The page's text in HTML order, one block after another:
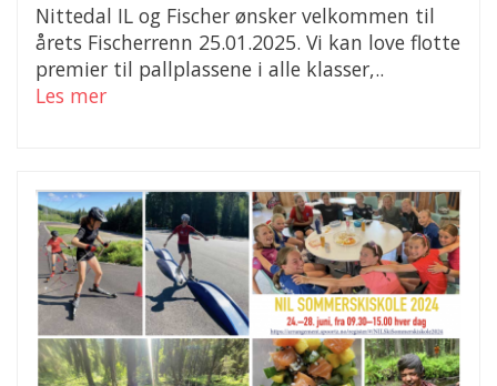
Nittedal IL og Fischer ønsker velkommen til
årets Fischerrenn 25.01.2025. Vi kan love flotte
premier til pallplassene i alle klasser,..
Les mer